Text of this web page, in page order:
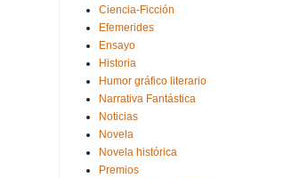
Ciencia-Ficción
Efemerides
Ensayo
Historia
Humor gráfico literario
Narrativa Fantástica
Noticias
Novela
Novela histórica
Premios